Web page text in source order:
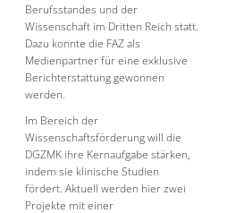
Berufsstandes und der
Wissenschaft im Dritten Reich statt.
Dazu konnte die FAZ als
Medienpartner für eine exklusive
Berichterstattung gewonnen
werden.
Im Bereich der
Wissenschaftsförderung will die
DGZMK ihre Kernaufgabe stärken,
indem sie klinische Studien
fördert. Aktuell werden hier zwei
Projekte mit einer